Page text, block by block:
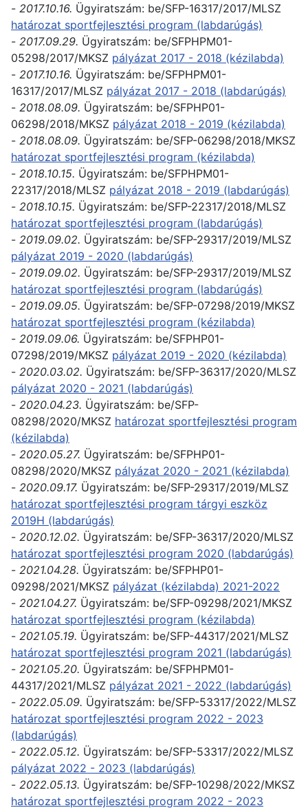
- 2017.10.16. Ügyiratszám: be/SFP-16317/2017/MLSZ
határozat sportfejlesztési program (labdarúgás)
- 2017.09.29. Ügyiratszám: be/SFPHPM01-
05298/2017/MKSZ pályázat 2017 - 2018 (kézilabda)
- 2017.10.16. Ügyiratszám: be/SFPHPM01-
16317/2017/MLSZ pályázat 2017 - 2018 (labdarúgás)
- 2018.08.09. Ügyiratszám: be/SFPHP01-
06298/2018/MKSZ pályázat 2018 - 2019 (kézilabda)
- 2018.08.09. Ügyiratszám: be/SFP-06298/2018/MKSZ
határozat sportfejlesztési program (kézilabda)
- 2018.10.15. Ügyiratszám: be/SFPHPM01-
22317/2018/MLSZ pályázat 2018 - 2019 (labdarúgás)
- 2018.10.15. Ügyiratszám: be/SFP-22317/2018/MLSZ
határozat sportfejlesztési program (labdarúgás)
- 2019.09.02. Ügyiratszám: be/SFP-29317/2019/MLSZ
pályázat 2019 - 2020 (labdarúgás)
- 2019.09.02. Ügyiratszám: be/SFP-29317/2019/MLSZ
határozat sportfejlesztési program (labdarúgás)
- 2019.09.05. Ügyiratszám: be/SFP-07298/2019/MKSZ
határozat sportfejlesztési program (kézilabda)
- 2019.09.06. Ügyiratszám: be/SFPHP01-
07298/2019/MKSZ pályázat 2019 - 2020 (kézilabda)
- 2020.03.02. Ügyiratszám: be/SFP-36317/2020/MLSZ
pályázat 2020 - 2021 (labdarúgás)
- 2020.04.23. Ügyiratszám: be/SFP-
08298/2020/MKSZ határozat sportfejlesztési program
(kézilabda)
- 2020.05.27. Ügyiratszám: be/SFPHP01-
08298/2020/MKSZ pályázat 2020 - 2021 (kézilabda)
- 2020.09.17. Ügyiratszám: be/SFP-29317/2019/MLSZ
határozat sportfejlesztési program tárgyi eszköz
2019H (labdarúgás)
- 2020.12.02. Ügyiratszám: be/SFP-36317/2020/MLSZ
határozat sportfejlesztési program 2020 (labdarúgás)
- 2021.04.28. Ügyiratszám: be/SFPHP01-
09298/2021/MKSZ pályázat (kézilabda) 2021-2022
- 2021.04.27. Ügyiratszám: be/SFP-09298/2021/MKSZ
határozat sportfejlesztési program (kézilabda)
- 2021.05.19. Ügyiratszám: be/SFP-44317/2021/MLSZ
határozat sportfejlesztési program 2021 (labdarúgás)
- 2021.05.20. Ügyiratszám: be/SFPHPM01-
44317/2021/MLSZ pályázat 2021 - 2022 (labdarúgás)
- 2022.05.09. Ügyiratszám: be/SFP-53317/2022/MLSZ
határozat sportfejlesztési program 2022 - 2023
(labdarúgás)
- 2022.05.12. Ügyiratszám: be/SFP-53317/2022/MLSZ
pályázat 2022 - 2023 (labdarúgás)
- 2022.05.13. Ügyiratszám: be/SFP-10298/2022/MKSZ
határozat sportfejlesztési program 2022 - 2023